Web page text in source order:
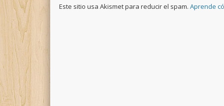
Este sitio usa Akismet para reducir el spam.Aprende